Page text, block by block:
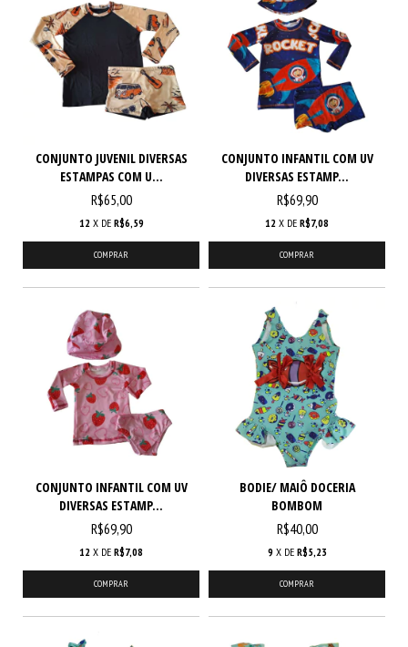
CONJUNTO JUVENIL DIVERSAS
ESTAMPAS COM U...
R$65,00
12 X DE R$6,59
COMPRAR
CONJUNTO INFANTIL COM UV
DIVERSAS ESTAMP...
R$69,90
12 X DE R$7,08
COMPRAR
CONJUNTO INFANTIL COM UV
DIVERSAS ESTAMP...
R$69,90
12 X DE R$7,08
COMPRAR
BODIE/ MAIÔ DOCERIA
BOMBOM
R$40,00
9 X DE R$5,23
COMPRAR